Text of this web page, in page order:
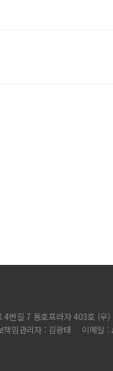
4번길 7 동호프라자 403호 (우)
책임관리자 : 김광태
이메일